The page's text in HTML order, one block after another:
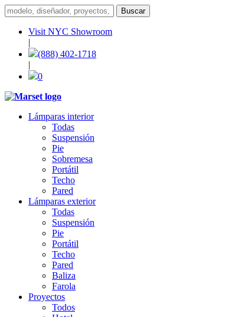
Visit NYC Showroom
|
(888) 402-1718
|
0
Lámparas interior
Todas
Suspensión
Pie
Sobremesa
Portátil
Techo
Pared
Lámparas exterior
Todas
Suspensión
Pie
Portátil
Techo
Pared
Baliza
Farola
Proyectos
Todos